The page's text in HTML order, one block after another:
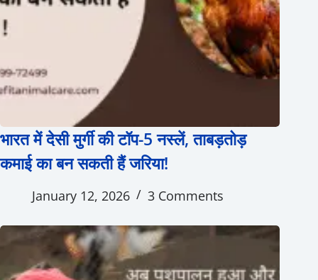
भारत में देसी मुर्गी की टॉप-5 नस्लें, ताबड़तोड़
कमाई का बन सकती हैं जरिया!
January 12, 2026 3 Comments